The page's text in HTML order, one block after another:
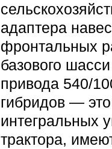
адаптера
фронтальных
базового
привода 540/
гибридов —
интегральных
трактора,